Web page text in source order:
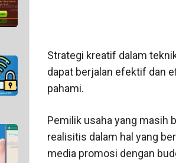
Strategi kreatif dalam
dapat berjalan efektif dan
pahami.
Pemilik usaha yang masih
realisitis dalam hal yang
media promosi dengan